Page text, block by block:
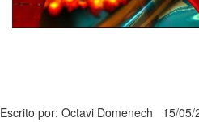
Escrito por: Octavi Domenech 15/